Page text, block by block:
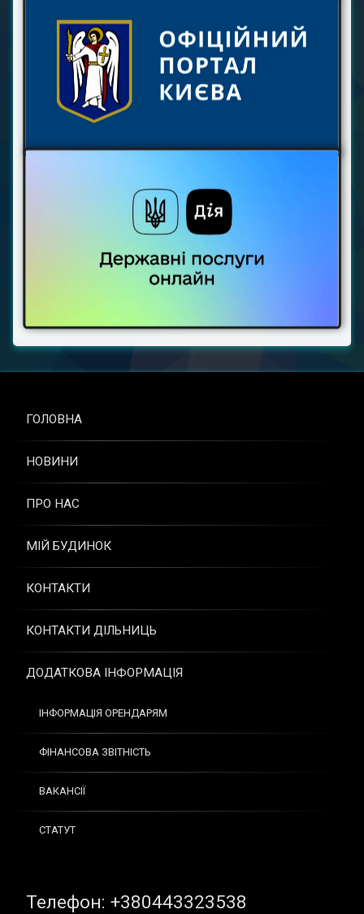
ГОЛОВНА
НОВИНИ
ПРО НАС
МІЙ БУДИНОК
КОНТАКТИ
КОНТАКТИ ДІЛЬНИЦЬ
ДОДАТКОВА ІНФОРМАЦІЯ
ІНФОРМАЦІЯ ОРЕНДАРЯМ
ФІНАНСОВА ЗВІТНІСТЬ
ВАКАНСІЇ
СТАТУТ
Tel:
Телефон: +380443323538